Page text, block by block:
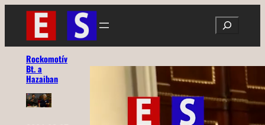
Ugrás
tartalomhoz
Search
Rockomotív
Bt. a
Hazaiban